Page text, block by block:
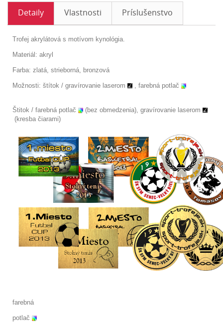
Detaily Vlastnosti Príslušenstvo
Trofej akrylátová s motívom kynológia.
Materiál: akryl
Farba: zlatá, strieborná, bronzová
Možnosti: štítok / gravírovanie laserom , farebná potlač
Štitok / farebná potlač
(bez obmedzenia), gravírovanie laserom
(kresba čiarami)
farebná
potlač